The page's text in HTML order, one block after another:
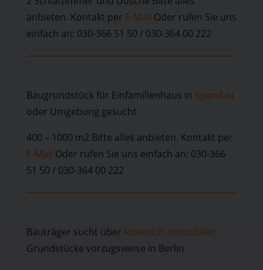
anbieten. Kontakt per E-Mail Oder rufen Sie uns
einfach an: 030-366 51 50 / 030-364 00 222
Baugrundstück für Einfamilienhaus in Spandau
oder Umgebung gesucht
400 – 1000 m2 Bitte alles anbieten. Kontakt per
E-Mail Oder rufen Sie uns einfach an: 030-366
51 50 / 030-364 00 222
Bauträger sucht über Rövenich-Immobilien
Grundstücke vorzugsweise in Berlin